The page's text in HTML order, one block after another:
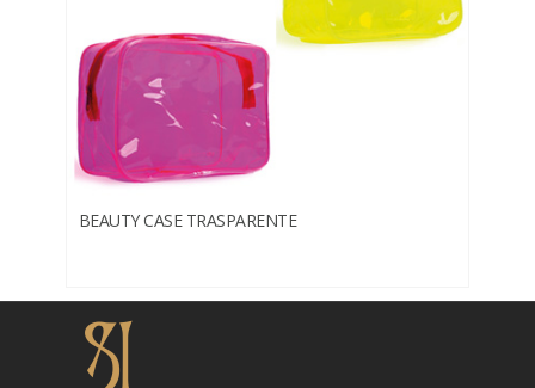
BEAUTY CASE TRASPARENTE